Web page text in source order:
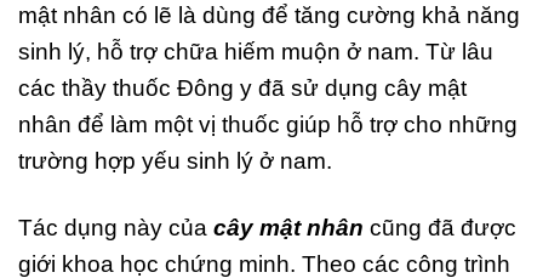
mật nhân có lẽ là dùng để tăng cường khả năng
sinh lý, hỗ trợ chữa hiếm muộn ở nam. Từ lâu
các thầy thuốc Đông y đã sử dụng cây mật
nhân để làm một vị thuốc giúp hỗ trợ cho những
trường hợp yếu sinh lý ở nam.
Tác dụng này của cây mật nhân cũng đã được
giới khoa học chứng minh. Theo các công trình